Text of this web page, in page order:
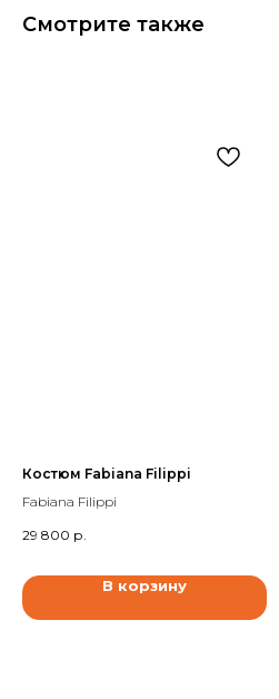
Смотрите также
Костюм Fabiana Filippi
Fabiana Filippi
29 800 р.
В корзину